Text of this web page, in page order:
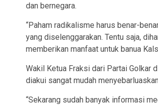
dan bernegara.
“Paham radikalisme harus benar-
yang diselenggarakan. Tentu saja,
memberikan manfaat untuk banua
Wakil Ketua Fraksi dari Partai Golkar
diakui sangat mudah
“Sekarang sudah banyak informasi